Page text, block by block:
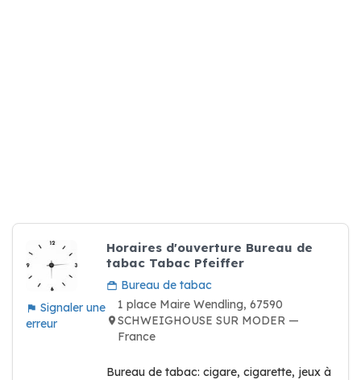
Signaler une
erreur
Horaires d'ouverture Bureau de
tabac Tabac Pfeiffer
Bureau de tabac
1 place Maire Wendling, 67590
SCHWEIGHOUSE SUR MODER —
France
Bureau de tabac: cigare, cigarette, jeux à